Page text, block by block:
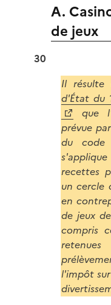
A.
de jeux
30
Il
d'État du
que
prévue
du code
recettes
un cercle
en
de jeux
compris
l'impôt